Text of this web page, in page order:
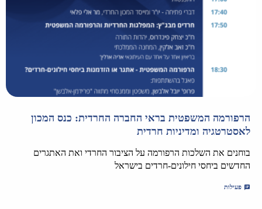
הרפורמה המשפטית בראי החברה החרדית: כנס המכון
לאסטרטגיה ומדיניות חרדית
בוחנים את השלכות הרפורמה על הציבור החרדי ואת האתגרים
החדשים ביחסי חילונים-חרדים בישראל
פעילות